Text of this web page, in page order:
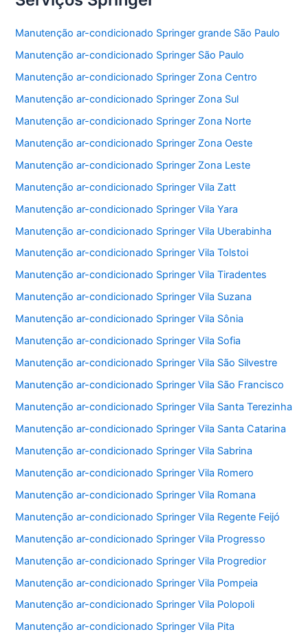
Manutenção ar-condicionado Springer grande São Paulo
Manutenção ar-condicionado Springer São Paulo
Manutenção ar-condicionado Springer Zona Centro
Manutenção ar-condicionado Springer Zona Sul
Manutenção ar-condicionado Springer Zona Norte
Manutenção ar-condicionado Springer Zona Oeste
Manutenção ar-condicionado Springer Zona Leste
Manutenção ar-condicionado Springer Vila Zatt
Manutenção ar-condicionado Springer Vila Yara
Manutenção ar-condicionado Springer Vila Uberabinha
Manutenção ar-condicionado Springer Vila Tolstoi
Manutenção ar-condicionado Springer Vila Tiradentes
Manutenção ar-condicionado Springer Vila Suzana
Manutenção ar-condicionado Springer Vila Sônia
Manutenção ar-condicionado Springer Vila Sofia
Manutenção ar-condicionado Springer Vila São Silvestre
Manutenção ar-condicionado Springer Vila São Francisco
Manutenção ar-condicionado Springer Vila Santa Terezinha
Manutenção ar-condicionado Springer Vila Santa Catarina
Manutenção ar-condicionado Springer Vila Sabrina
Manutenção ar-condicionado Springer Vila Romero
Manutenção ar-condicionado Springer Vila Romana
Manutenção ar-condicionado Springer Vila Regente Feijó
Manutenção ar-condicionado Springer Vila Progresso
Manutenção ar-condicionado Springer Vila Progredior
Manutenção ar-condicionado Springer Vila Pompeia
Manutenção ar-condicionado Springer Vila Polopoli
Manutenção ar-condicionado Springer Vila Pita